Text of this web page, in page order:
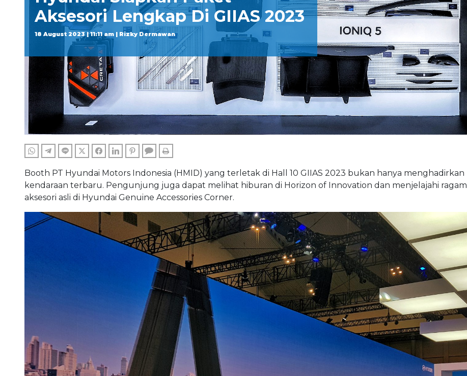
Aksesori Lengkap Di GIIAS 2023
18 August 2023 | 11:11 am | Rizky Dermawan
WHATSAPPTELEGRAM
LINE TWITTERFACEBOOKLINKEDINPINTERESTCOMMENTS
Booth PT Hyundai Motors Indonesia (HMID) yang terletak di Hall 10 GIIAS 2023 bukan hanya menghadirkan
kendaraan terbaru. Pengunjung juga dapat melihat hiburan di Horizon of Innovation dan menjelajahi ragam
aksesori asli di Hyundai Genuine Accessories Corner.